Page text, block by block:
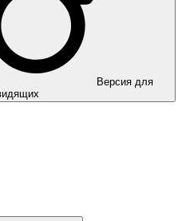
Версия для